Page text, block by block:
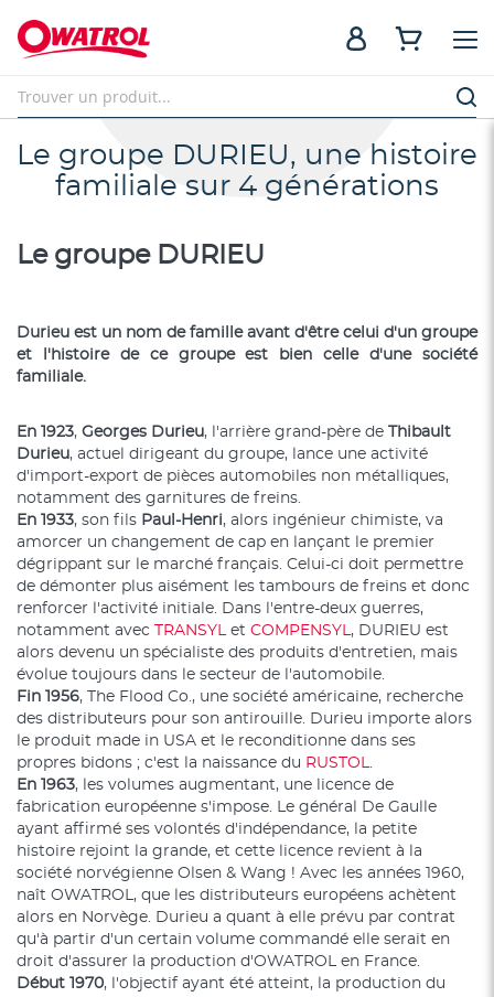
Le groupe DURIEU, une histoire
familiale sur 4 générations
Le groupe DURIEU
Durieu est un nom de famille avant d'être celui d'un groupe
et l'histoire de ce groupe est bien celle d'une société
familiale.
En 1923, Georges Durieu, l'arrière grand-père de
Thibault
Durieu, actuel dirigeant du groupe, lance une activité
d'import-export de pièces automobiles non métalliques,
notamment des garnitures de freins.
En 1933, son fils Paul-Henri, alors ingénieur chimiste, va
amorcer un changement de cap en lançant le premier
dégrippant sur le marché français. Celui-ci doit permettre
de démonter plus aisément les tambours de freins et donc
renforcer l'activité initiale. Dans l'entre-deux guerres,
notamment avec
TRANSYL et COMPENSYL, DURIEU est
alors devenu un spécialiste des produits d'entretien, mais
évolue toujours dans le secteur de l'automobile.
Fin 1956, The Flood Co., une société américaine, recherche
des distributeurs pour son antirouille. Durieu importe alors
le produit made in USA et le reconditionne dans ses
propres bidons ; c'est la naissance du RUSTOL.
En 1963, les volumes augmentant, une licence de
fabrication européenne s'impose. Le général De Gaulle
ayant affirmé ses volontés d'indépendance, la petite
histoire rejoint la grande, et cette licence revient à la
société norvégienne Olsen & Wang ! Avec les années 1960,
naît OWATROL, que les distributeurs européens achètent
alors en Norvège. Durieu a quant à elle prévu par contrat
qu'à partir d'un certain volume commandé elle serait en
droit d'assurer la production d'OWATROL en France.
Début 1970, l'objectif ayant été atteint, la production du